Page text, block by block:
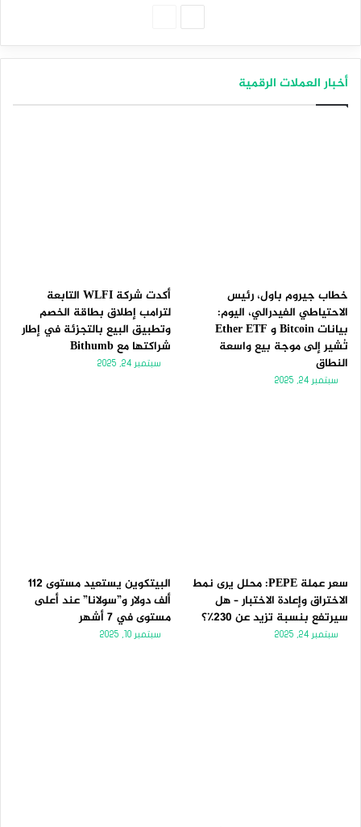
أخبار العملات الرقمية
خطاب جيروم باول، رئيس
الاحتياطي الفيدرالي، اليوم:
بيانات Bitcoin و Ether ETF
تُشير إلى موجة بيع واسعة
النطاق
سبتمبر 24, 2025
أكدت شركة WLFI التابعة
لترامب إطلاق بطاقة الخصم
وتطبيق البيع بالتجزئة في إطار
شراكتها مع Bithumb
سبتمبر 24, 2025
سعر عملة PEPE: محلل يرى نمط
الاختراق وإعادة الاختبار – هل
سيرتفع بنسبة تزيد عن 230٪؟
سبتمبر 24, 2025
البيتكوين يستعيد مستوى 112
ألف دولار و”سولانا” عند أعلى
مستوى في 7 أشهر
سبتمبر 10, 2025